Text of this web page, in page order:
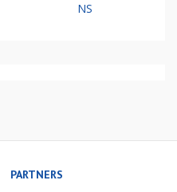
NS
PARTNERS